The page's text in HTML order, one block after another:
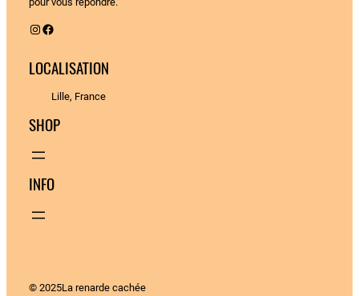
Instagram Facebook
LOCALISATION
Lille, France
SHOP
INFO
© 2025La renarde cachée